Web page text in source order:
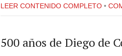
LEER CONTENIDO COMPLETO •
500 años de Diego de